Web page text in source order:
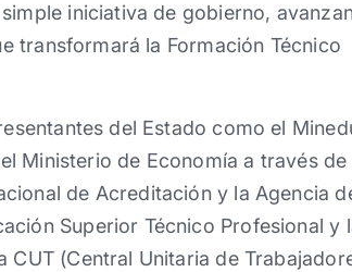
iniciativa de gobierno,
transformará la Formación Técnico
del Estado como el
Ministerio de Economía a través de
de Acreditación y la Agencia
Superior Técnico Profesional y
CUT (Central Unitaria de